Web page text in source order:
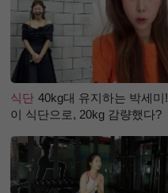
식단 40kg대 유지하는 박세미!
이 식단으로, 20kg 감량했다?